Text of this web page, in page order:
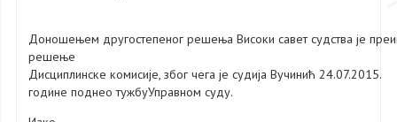
Доношењем другостепеног решења Високи савет судства је
решење
Дисциплинске комисије, због чега је судија Вучинић 24.07.2015.
године поднео тужбуУправном суду.